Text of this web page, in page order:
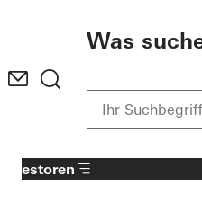
Was
Investoren